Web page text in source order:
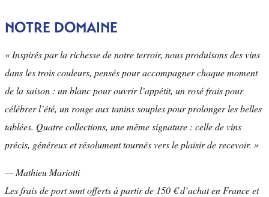
NOTRE DOMAINE
« Inspirés par la richesse de notre terroir, nous produisons des vins
dans les trois couleurs, pensés pour accompagner chaque moment
de la saison : un blanc pour ouvrir l’appétit, un rosé frais pour
célébrer l’été, un rouge aux tanins souples pour prolonger les belles
tablées. Quatre collections, une même signature : celle de vins
précis, généreux et résolument tournés vers le plaisir de recevoir. »
— Mathieu Mariotti
Les frais de port sont offerts à partir de 150 € d’achat en France et